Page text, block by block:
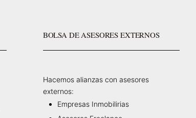
BOLSA DE ASESORES EXTERNOS
Hacemos alianzas con asesores
externos:
Empresas Inmobilirias